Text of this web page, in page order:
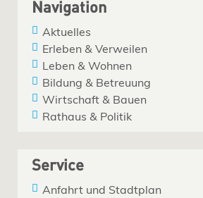
Navigation
Aktuelles
Erleben & Verweilen
Leben & Wohnen
Bildung & Betreuung
Wirtschaft & Bauen
Rathaus & Politik
Service
Anfahrt und Stadtplan